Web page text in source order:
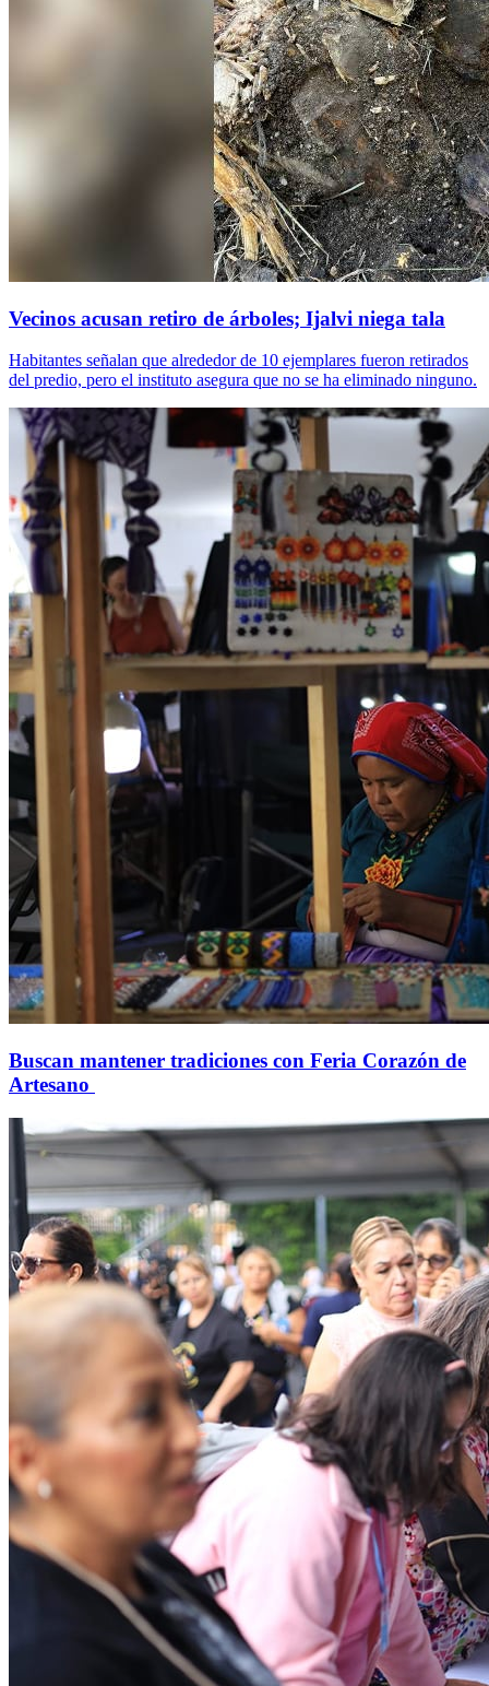
Vecinos acusan retiro de árboles; Ijalvi niega tala
Habitantes señalan que alrededor de 10 ejemplares fueron retirados
del predio, pero el instituto asegura que no se ha eliminado ninguno.
Buscan mantener tradiciones con Feria Corazón de
Artesano